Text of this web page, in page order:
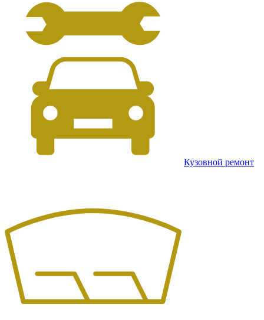
Кузовной ремонт